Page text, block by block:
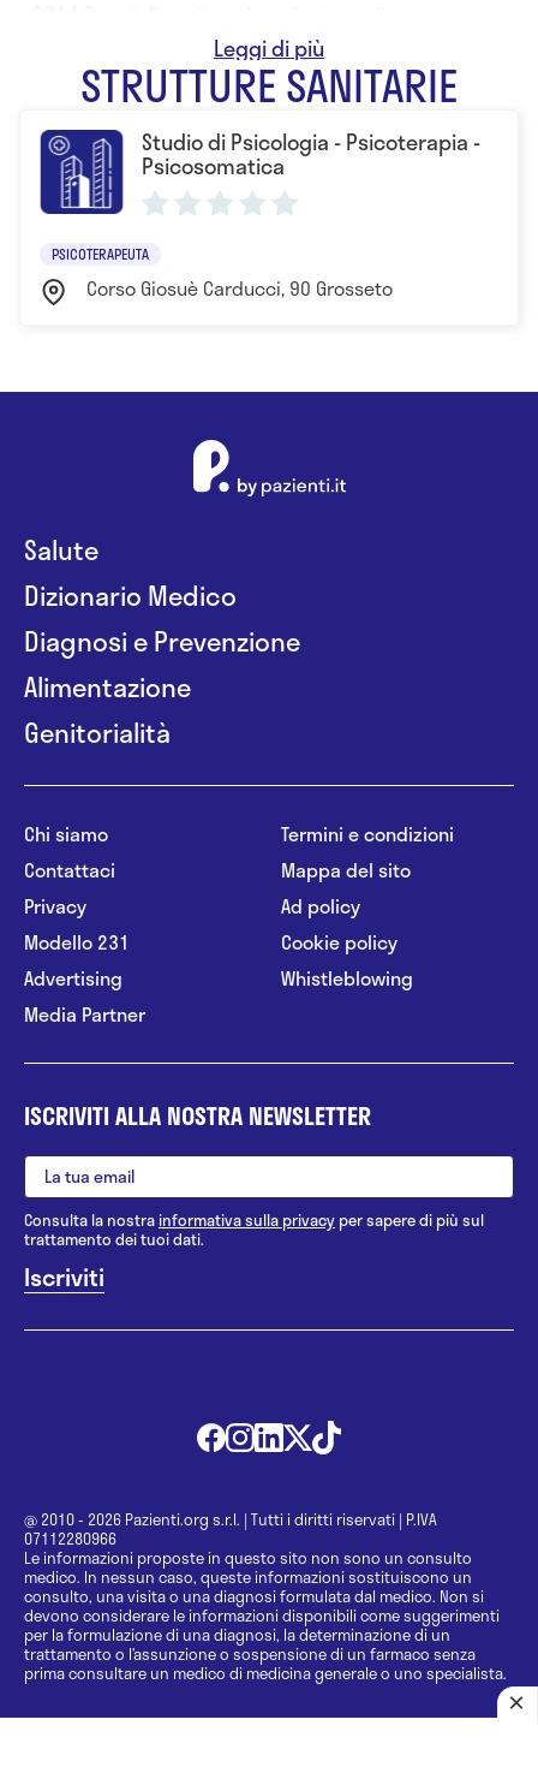
psicosomatica, scuola di specializzazione in
psicoterapia e psicosomatica dell’Ospedale Cristo
Re di Roma
- Formazione come operatore clinico in training
autogeno e tecniche di rilassamento, corso di
formazione dell’associazione Pro Continuum, Roma
STRUTTURE SANITARIE
Studio di Psicologia - Psicoterapia -
Psicosomatica
PSICOTERAPEUTA
Corso Giosuè Carducci, 90 Grosseto
Salute
Dizionario Medico
Diagnosi e Prevenzione
Alimentazione
Genitorialità
Chi siamo
Contattaci
Privacy
Modello 231
Advertising
Media Partner
Termini e condizioni
Mappa del sito
Ad policy
Cookie policy
Whistleblowing
ISCRIVITI ALLA NOSTRA NEWSLETTER
Consulta la nostrainformativa sulla privacy per sapere di più sul
trattamento dei tuoi dati.
@ 2010 - 2026 Pazienti.org s.r.l. | Tutti i diritti riservati | P.IVA
07112280966
Le informazioni proposte in questo sito non sono un consulto
medico. In nessun caso, queste informazioni sostituiscono un
consulto, una visita o una diagnosi formulata dal medico. Non si
devono considerare le informazioni disponibili come suggerimenti
per la formulazione di una diagnosi, la determinazione di un
trattamento o l’assunzione o sospensione di un farmaco senza
prima consultare un medico di medicina generale o uno specialista.